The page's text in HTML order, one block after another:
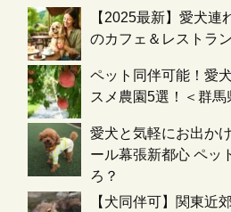
【2025最新】愛犬連
のカフェ＆レストラ
ペット同伴可能！愛
スメ農園5選！＜群馬
愛犬と気軽にお出か
ール幕張新都心 ペッ
ろ？
【犬同伴可】関東近